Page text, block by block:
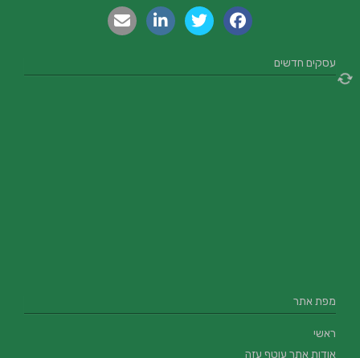
עסקים חדשים
מפת אתר
ראשי
אודות אתר עוטף עזה